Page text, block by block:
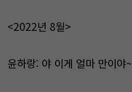
<2022년 8월>
윤하랑: 야 이게 얼마 만이야~